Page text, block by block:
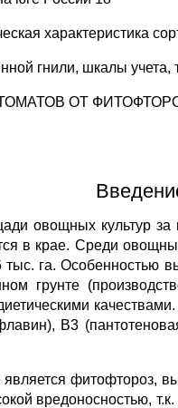
характеристика
гнили, шкалы учета,
ОТ
овощных культур
в крае. Среди
га. Особенностью
грунте
В3
фитофтороз,
вредоносностью,